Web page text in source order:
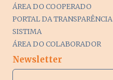
ÁREA DO COOPERADO
PORTAL DA TRANSPARÊNCIA
SISTIMA
ÁREA DO COLABORADOR
Newsletter